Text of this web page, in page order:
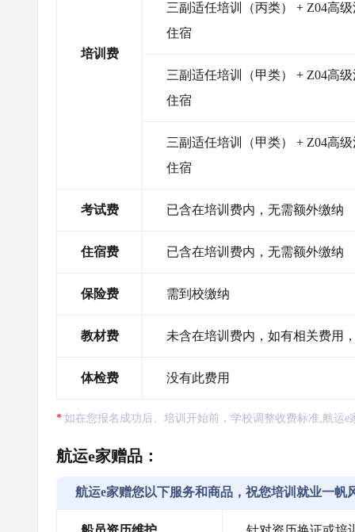
培训费
三副适任培训（丙类） + Z04高
住宿
三副适任培训（甲类） + Z04高
住宿
三副适任培训（甲类） + Z04高
住宿
考试费 已含在培训费内，无需额外缴纳
住宿费 已含在培训费内，无需额外缴纳
保险费 需到校缴纳
教材费 未含在培训费内，如有相关费用
体检费 没有此费用
如在您报名成功后、培训开始前，学校调整收费标准,航运
航运e家赠品：
航运e家赠您以下服务和商品，祝您培训就业一帆